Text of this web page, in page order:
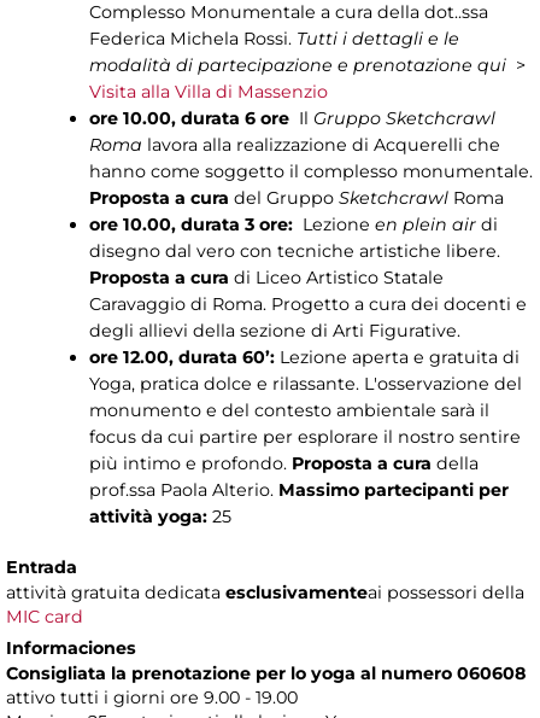
Complesso Monumentale a cura della dot..ssa
Federica Michela Rossi. Tutti i dettagli e le
modalità di partecipazione e prenotazione qui >
Visita alla Villa di Massenzio
ore 10.00, durata 6 oreIl Gruppo Sketchcrawl
Roma lavora alla realizzazione di Acquerelli che
hanno come soggetto il complesso monumentale.
Proposta a cura del Gruppo SketchcrawlRoma
ore 10.00, durata 3 ore:Lezione en plein airdi
disegno dal vero con tecniche artistiche libere.
Proposta a cura di Liceo Artistico Statale
Caravaggio di Roma. Progetto a cura dei docenti e
degli allievi della sezione di Arti Figurative.
ore 12.00, durata 60’: Lezione aperta e gratuita di
Yoga, pratica dolce e rilassante. L'osservazione del
monumento e del contesto ambientale sarà il
focus da cui partire per esplorare il nostro sentire
più intimo e profondo. Proposta a cura della
prof.ssa Paola Alterio. Massimo partecipanti per
attività yoga:25
Entrada
attività gratuita dedicata esclusivamenteai possessori della
MIC card
Informaciones
Consigliata la prenotazione per lo yoga al numero 060608
attivo tutti i giorni ore 9.00 - 19.00